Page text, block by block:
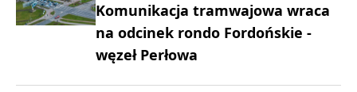
Komunikacja tramwajowa wraca
na odcinek rondo Fordońskie -
węzeł Perłowa